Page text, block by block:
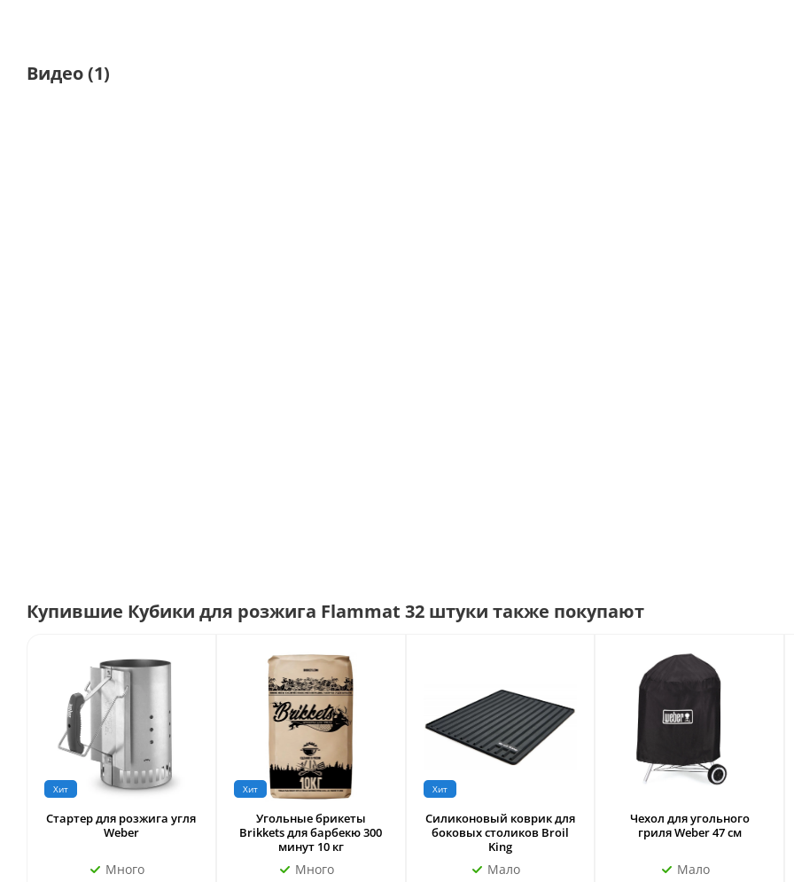
Видео(1)
Купившие Кубики для розжига Flammat 32 штуки также покупают
Хит
Стартер для розжига угля
Weber
Много
Хит
Угольные брикеты
Brikkets для барбекю 300
минут 10 кг
Много
Хит
Силиконовый коврик для
боковых столиков Broil
King
Мало
Чехол для угольного
гриля Weber 47 см
Мало